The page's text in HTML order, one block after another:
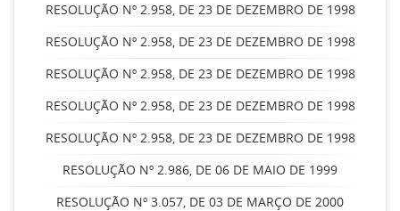
RESOLUÇÃO Nº 2.958, DE 23 DE DEZEMBRO DE 1998
RESOLUÇÃO Nº 2.958, DE 23 DE DEZEMBRO DE 1998
RESOLUÇÃO Nº 2.958, DE 23 DE DEZEMBRO DE 1998
RESOLUÇÃO Nº 2.958, DE 23 DE DEZEMBRO DE 1998
RESOLUÇÃO Nº 2.958, DE 23 DE DEZEMBRO DE 1998
RESOLUÇÃO Nº 2.986, DE 06 DE MAIO DE 1999
RESOLUÇÃO Nº 3.057, DE 03 DE MARÇO DE 2000